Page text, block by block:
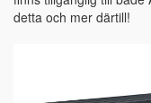
detta och mer därtill!